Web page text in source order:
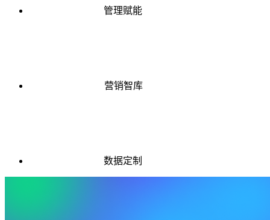
管理赋能
营销智库
数据定制